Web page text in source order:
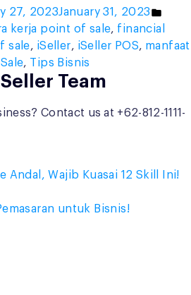
27, 2023January 31, 2023
in
kerja point of sale, financial
sale, iSeller, iSeller POS, manfaat
, Tips Bisnis
Team
Contact us at +62-812-1111-
Andal, Wajib Kuasai 12 Skill Ini!
untuk Bisnis!